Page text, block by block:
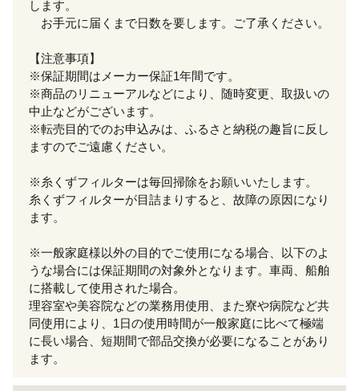
します。
お手元に届くまで日数を要します。ご了承ください。
【注意事項】
※保証期間はメーカー保証1年間です。
※商品のリニューアルなどにより、随時変更、取扱いの
中止などがございます。
※転売目的でのお申込みは、ふるさと納税の趣旨に反し
ますのでご遠慮ください。
※糸くずフィルターは毎回掃除をお願いいたします。
糸くずフィルターが目詰まりすると、故障の原因になり
ます。
※一般家庭様以外の目的でご使用になる場合、以下のよ
うな場合には保証期間の対象外となります。車両、船舶
に搭載して使用された場合。
理容室や美容院などの業務用使用、また寮や病院など共
同使用により、1日の使用時間が一般家庭に比べて極端
に長い場合、短期間で部品交換が必要になることがあり
ます。